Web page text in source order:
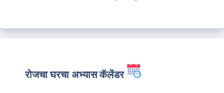
रोजचा घरचा अभ्यास कॅलेंडर